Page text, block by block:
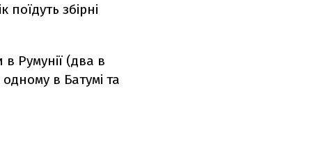
збірні
Румунії (два в
в Батумі та